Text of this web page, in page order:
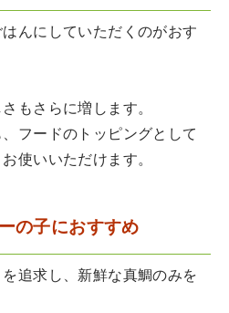
んにしていただくのがおす
もさらに増します。
フードのトッピングとして
使いいただけます。
の子におすすめ
追求し、新鮮な真鯛のみを